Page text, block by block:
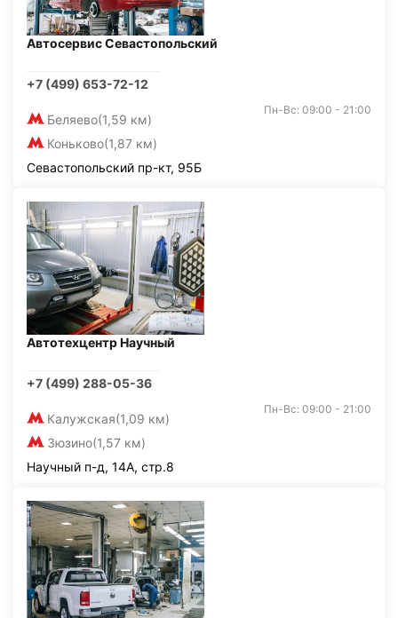
Автосервис Севастопольский
+7 (499) 653-72-12
Беляево(1,59 км)
Коньково(1,87 км)
Пн-Вс: 09:00 - 21:00
Севастопольский пр-кт, 95Б
Автотехцентр Научный
+7 (499) 288-05-36
Калужская(1,09 км)
Зюзино(1,57 км)
Пн-Вс: 09:00 - 21:00
Научный п-д, 14А, стр.8